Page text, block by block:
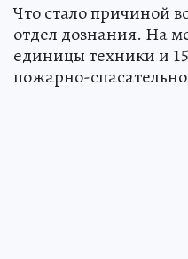
Что стало причиной
отдел дознания. На
единицы техники и
пожарно-